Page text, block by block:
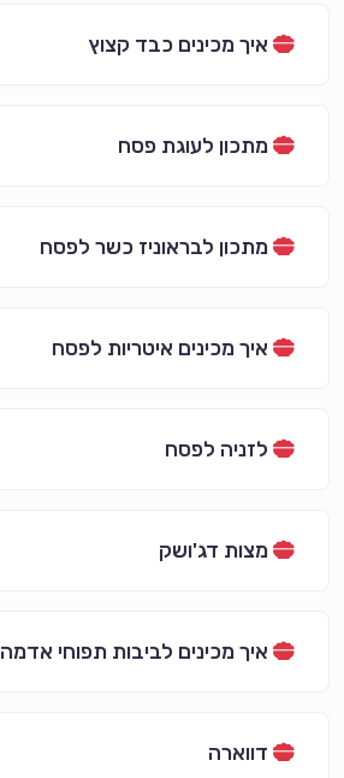
איך מכינים כבד קצוץ
מתכון לעוגת פסח
מתכון לבראוניז כשר לפסח
איך מכינים איטריות לפסח
לזניה לפסח
מצות דג'ושק
איך מכינים לביבות תפוחי אדמה
דווארה